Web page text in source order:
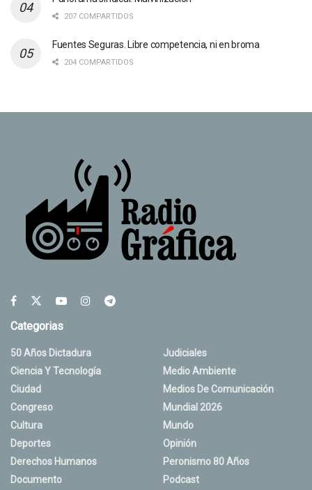
207 COMPARTIDOS
Fuentes Seguras. Libre competencia, ni en broma
204 COMPARTIDOS
Categorias
50 Años Dictadura
Ciencia Y Tecnología
Ciudad
Congreso
Cultura
Deportes
Derechos Humanos
Documento
Judiciales
Medio Ambiente
Medios De Comunicación
Mundial 2026
Mundo
Opinión
Peronismo 80 Años
Podcast